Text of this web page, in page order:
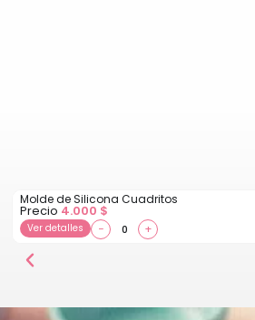
Molde de Silicona Cuadritos
Precio 4.000 $
Ver detalles − +